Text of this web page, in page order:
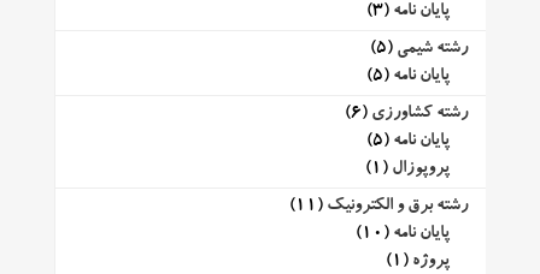
پایان نامه (3)
رشته شیمی (5)
پایان نامه (5)
رشته کشاورزی (6)
پایان نامه (5)
پروپوزال (1)
رشته برق و الکترونیک (11)
پایان نامه (10)
پروژه (1)